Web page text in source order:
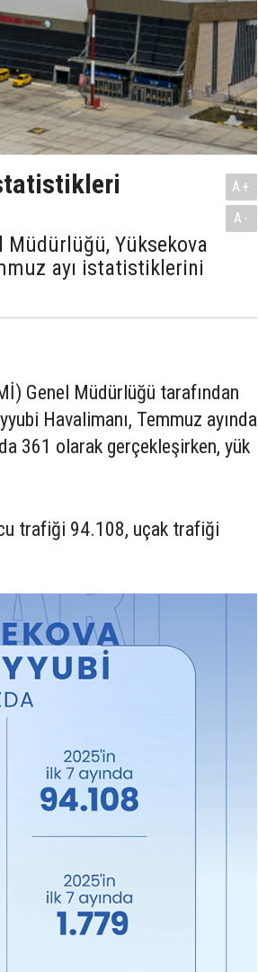
Müdürlüğü, Yüksekova
ayı istatistiklerini
A+
A-
Genel Müdürlüğü tarafından
Havalimanı, Temmuz ayında
361 olarak gerçekleşirken, yük
trafiği 94.108, uçak trafiği